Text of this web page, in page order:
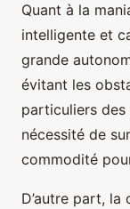
Quant à la
intelligente et
grande
évitant les
particuliers
nécessité de
commodité
D’autre part,